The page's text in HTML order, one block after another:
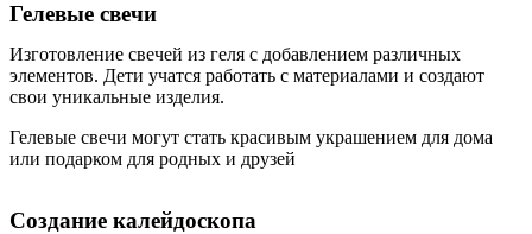
Гелевые свечи
Изготовление свечей из геля с добавлением различных
элементов. Дети учатся работать с материалами и создают
свои уникальные изделия.
Гелевые свечи могут стать красивым украшением для дома
или подарком для родных и друзей
Создание калейдоскопа